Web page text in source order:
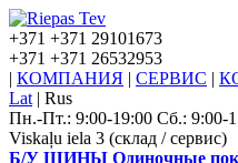
+371 +371 29101673
+371 +371 26532953
| КОМПАНИЯ | СЕРВИС |
Lat | Rus
Пн.-Пт.: 9:00-19:00 Сб.: 9:00-
Viskaļu iela 3 (склад / сервис)
Б/У ШИНЫ Одиночные